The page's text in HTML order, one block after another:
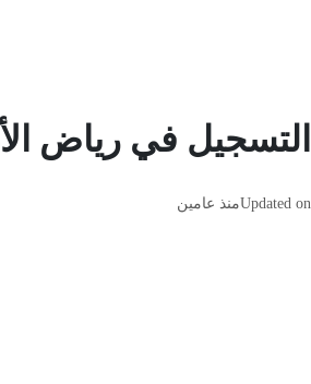
التسجيل في رياض
Updated onمنذ عامين